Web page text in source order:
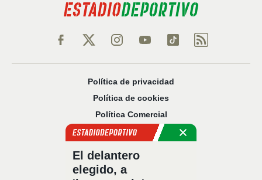
Política de privacidad
Política de cookies
Política Comercial
Aviso legal
Sobre nosotros
El delantero
elegido, a